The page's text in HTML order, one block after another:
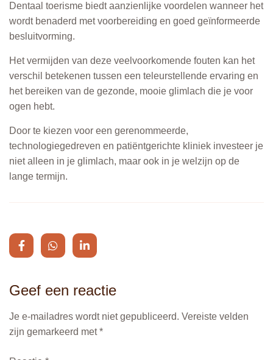
Dentaal toerisme biedt aanzienlijke voordelen wanneer het
wordt benaderd met voorbereiding en goed geïnformeerde
besluitvorming.
Het vermijden van deze veelvoorkomende fouten kan het
verschil betekenen tussen een teleurstellende ervaring en
het bereiken van de gezonde, mooie glimlach die je voor
ogen hebt.
Door te kiezen voor een gerenommeerde,
technologiegedreven en patiëntgerichte kliniek investeer je
niet alleen in je glimlach, maar ook in je welzijn op de
lange termijn.
Geef een reactie
Je e-mailadres wordt niet gepubliceerd. Vereiste velden
zijn gemarkeerd met*
Alternative: